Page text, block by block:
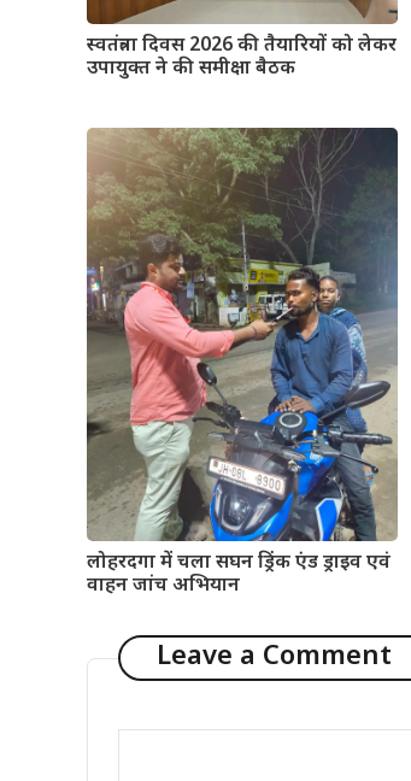
स्वतंत्रता दिवस 2026 की तैयारियों को लेकर
उपायुक्त ने की समीक्षा बैठक
लोहरदगा में चला सघन ड्रिंक एंड ड्राइव एवं
वाहन जांच अभियान
Leave a Comment